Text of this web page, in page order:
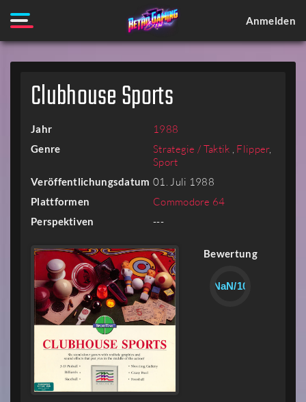
Anmelden
Clubhouse Sports
Jahr 1988
Genre Strategie / Taktik , Flipper,
Sport
Veröffentlichungsdatum 01. Juli 1988
Plattformen Commodore 64
Perspektiven ---
Bewertung
NaN/10